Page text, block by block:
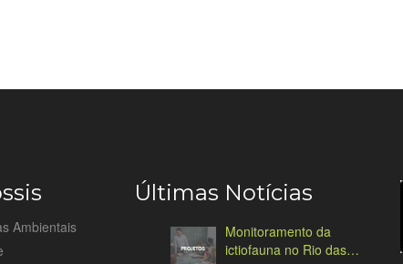
Ambientais
Últimas Notícias
Monitoramento da
ictiofauna no Rio das